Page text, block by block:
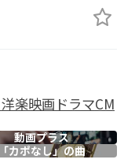
洋楽映画ドラマCM
動画プラス
「カポなし」の曲